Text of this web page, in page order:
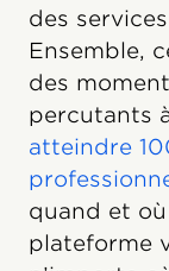
des
Ensemble,
des
percutants
atteindre
quand et
plateforme